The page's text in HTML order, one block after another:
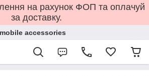
на рахунок ФОП та оплачуй
за доставку.
accessories